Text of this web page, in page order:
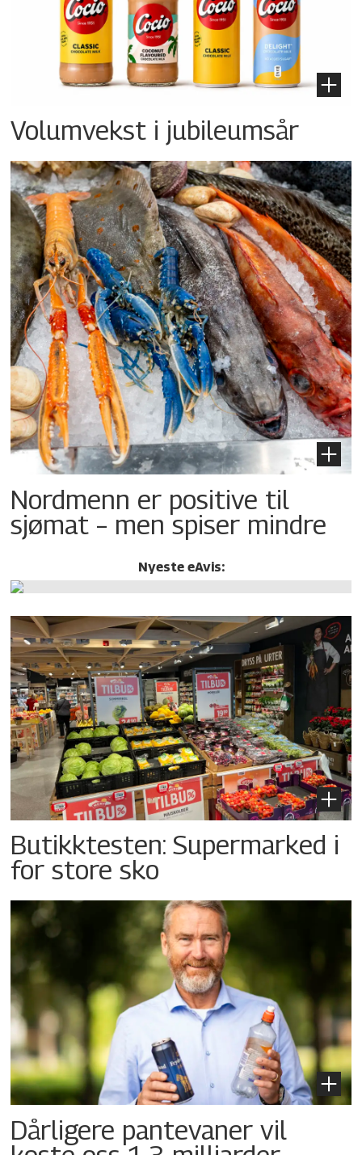
Volumvekst i jubileumsår
Nordmenn er positive til
sjømat – men spiser mindre
Nyeste eAvis:
Butikktesten: Supermarked i
for store sko
Dårligere pantevaner vil